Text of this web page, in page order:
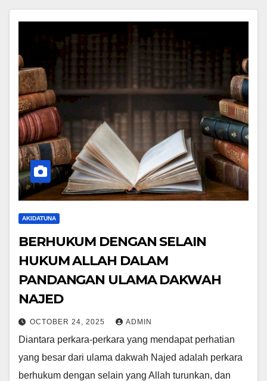
AKIDATUNA
BERHUKUM DENGAN SELAIN
HUKUM ALLAH DALAM
PANDANGAN ULAMA DAKWAH
NAJED
OCTOBER 24, 2025 ADMIN
Diantara perkara-perkara yang mendapat perhatian
yang besar dari ulama dakwah Najed adalah perkara
berhukum dengan selain yang Allah turunkan, dan